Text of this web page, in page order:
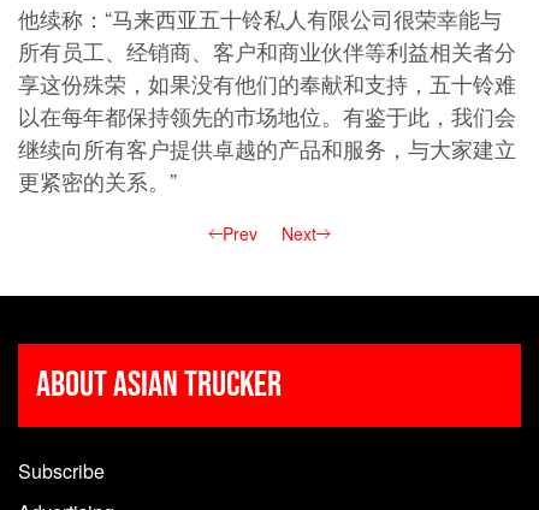
他续称：“马来西亚五十铃私人有限公司很荣幸能与
所有员工、经销商、客户和商业伙伴等利益相关者分
享这份殊荣 ，如果没有他们的奉献和支持，五十铃难
以在每年都保持领先的市场地位。有鉴于此，我们会
继续向所有客户提供卓越的产品和服务，与大家建立
更紧密的关系。”
Prev Next
About Asian Trucker
Subscribe